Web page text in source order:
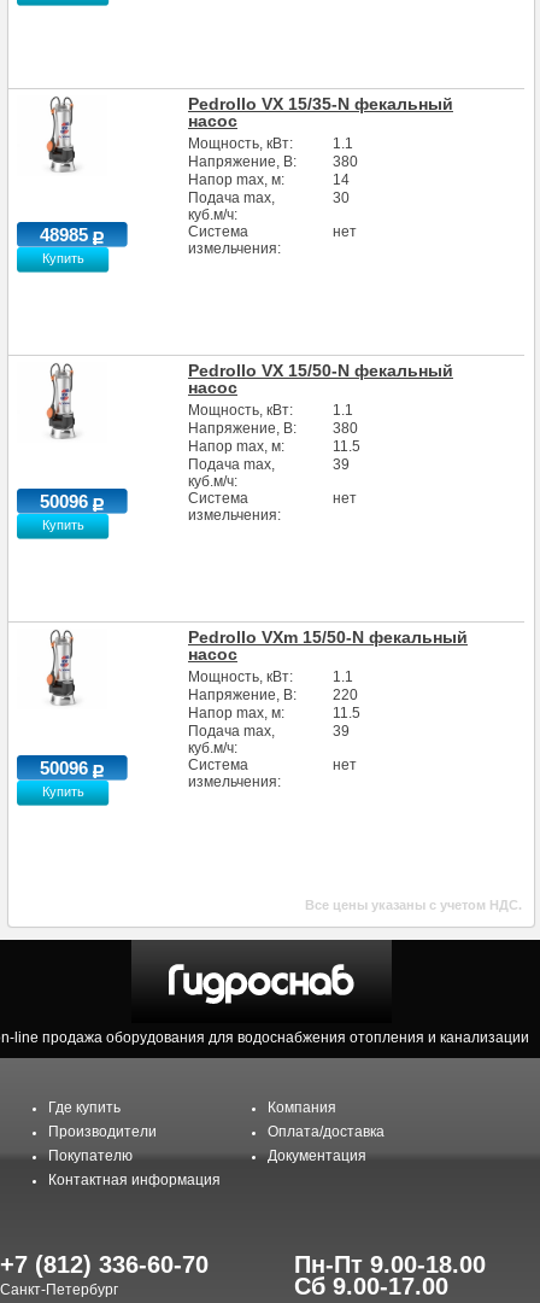
Pedrollo VX 15/35-N фекальный
насос
Мощность, кВт:
1.1
Напряжение, В:
380
Напор max, м:
14
Подача max,
куб.м/ч:
30
Система
измельчения:
нет
48985
Купить
Pedrollo VX 15/50-N фекальный
насос
Мощность, кВт:
1.1
Напряжение, В:
380
Напор max, м:
11.5
Подача max,
куб.м/ч:
39
Система
измельчения:
нет
50096
Купить
Pedrollo VXm 15/50-N фекальный
насос
Мощность, кВт:
1.1
Напряжение, В:
220
Напор max, м:
11.5
Подача max,
куб.м/ч:
39
Система
измельчения:
нет
50096
Купить
Все цены указаны с учетом НДС.
line продажа оборудования для водоснабжения отопления и канализации
Где купить
Компания
Производители
Оплата/доставка
Покупателю
Документация
Контактная информация
+7 (812) 336-60-70
Санкт-Петербург
Пн-Пт 9.00-18.00
Сб 9.00-17.00